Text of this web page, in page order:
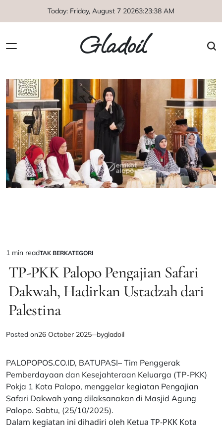
Today: Friday, August 7 20263:23:38 AM
Gladoil
Estimated
read
time
1 min readPOSTED
TAK BERKATEGORI
TP-PKK Palopo Pengajian Safari
Dakwah, Hadirkan Ustadzah dari
Palestina
Posted on26 October 2025 bygladoil
PALOPOPOS.CO.ID, BATUPASI– Tim Penggerak
Pemberdayaan dan Kesejahteraan Keluarga (TP-PKK)
Pokja 1 Kota Palopo, menggelar kegiatan Pengajian
Safari Dakwah yang dilaksanakan di Masjid Agung
Palopo. Sabtu, (25/10/2025).
Dalam kegiatan ini dihadiri oleh Ketua TP-PKK Kota